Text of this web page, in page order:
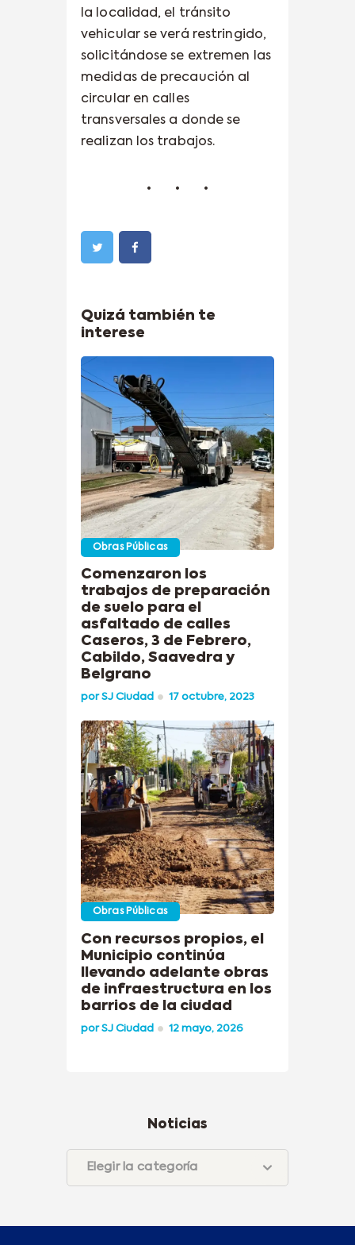
la localidad, el tránsito
vehicular se verá restringido,
solicitándose se extremen las
medidas de precaución al
circular en calles
transversales a donde se
realizan los trabajos.
Quizá también te
interese
Obras Públicas
Comenzaron los
trabajos de preparación
de suelo para el
asfaltado de calles
Caseros, 3 de Febrero,
Cabildo, Saavedra y
Belgrano
porSJ Ciudad 17 octubre, 2023
Obras Públicas
Con recursos propios, el
Municipio continúa
llevando adelante obras
de infraestructura en los
barrios de la ciudad
porSJ Ciudad 12 mayo, 2026
Noticias